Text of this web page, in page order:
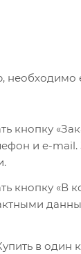
кнопку
и e-
кнопку «В
в